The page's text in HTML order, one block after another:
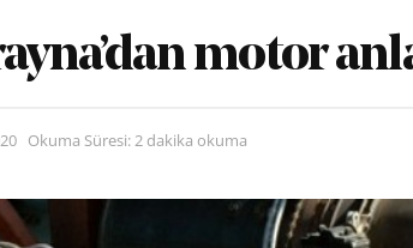
motor
Okuma Süresi: 2 dakika okuma